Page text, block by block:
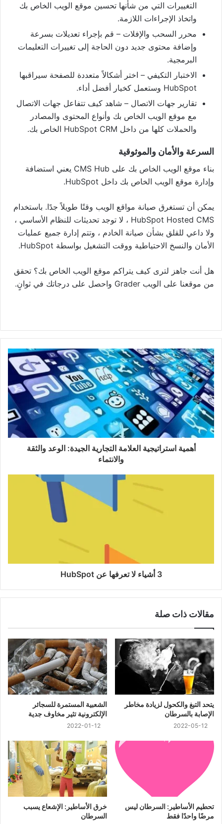
التغييرات التي من شأنها تحسين موقع الويب الخاص بك
واتخاذ الإجراءات اللازمة.
محرر السحب والإفلات – قم بإجراء تعديلات بسرعة
وإضافة محتوى جديد دون الحاجة إلى تغييرات التعليمات
البرمجية.
الاختبار التكيفي – اختر أشكالاً متعددة للصفحة سيراقبها
HubSpot وستعمل كخيار أفضل أداء.
تقارير جهات الاتصال – شاهد كيف تتفاعل جهات الاتصال
مع موقع الويب الخاص بك وأنواع المحتوى والمصادر
والحملات كلها من داخل HubSpot CRM الخاص بك.
السرعة والأمان والموثوقية
بناء موقع الويب الخاص بك على CMS Hub يعني استضافة
وإدارة موقع الويب الخاص بك داخل HubSpot.
يمكن أن تستغرق صيانة مواقع الويب وقتًا طويلاً جدًا. باستخدام
HubSpot Hosted CMS ، لا توجد تحديثات للنظام الأساسي ،
ولا داعي للقلق بشأن صيانة الخادم ، وتتم إدارة جميع عمليات
الأمان والنسخ الاحتياطية ووقت التشغيل بواسطة HubSpot.
هل أنت جاهز لترى كيف يتراكم موقع الويب الخاص بك؟ تحقق
من موقعنا على الويب Grader واحصل على درجاتك في ثوانٍ.
أهمية استراتيجية العلامة التجارية الجيدة: الوعد والثقة
والانتماء
3 أشياء لا تعرفها عن HubSpot
مقالات ذات صلة
يتحد التبغ والكحول لزيادة مخاطر
الإصابة بالسرطان
2022-05-12
الشعبية المستمرة للسجائر
الإلكترونية تثير مخاوف جدية
2022-01-12
تحطيم الأساطير: السرطان ليس
مرضًا واحدًا فقط
خرق الأساطير: الإشعاع يسبب
السرطان